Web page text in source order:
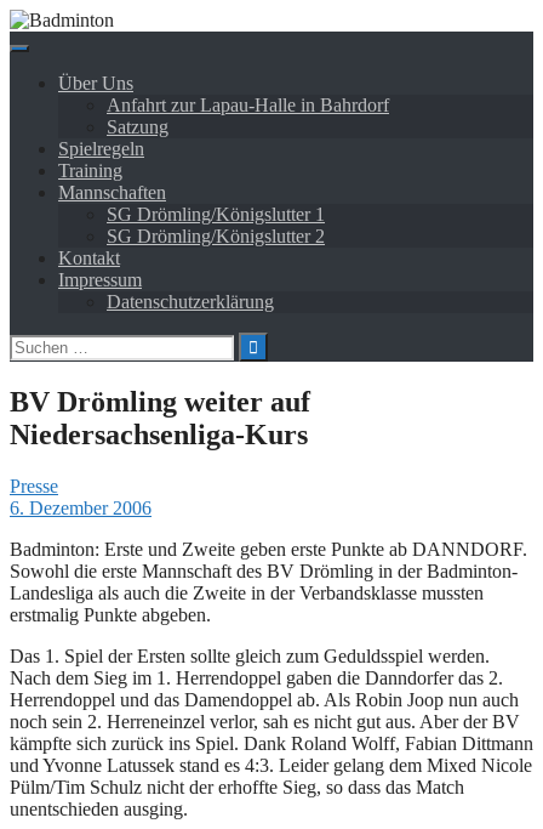
Springe
zum
Über Uns
Anfahrt zur Lapau-Halle in Bahrdorf
Satzung
Spielregeln
Training
Mannschaften
SG Drömling/Königslutter 1
SG Drömling/Königslutter 2
Kontakt
Impressum
Datenschutzerklärung
Suchen
nach:
BV Drömling weiter auf
Niedersachsenliga-Kurs
Presse
6. Dezember 2006
Badminton: Erste und Zweite geben erste Punkte ab DANNDORF.
Sowohl die erste Mannschaft des BV Drömling in der Badminton-
Landesliga als auch die Zweite in der Verbandsklasse mussten
erstmalig Punkte abgeben.
Das 1. Spiel der Ersten sollte gleich zum Geduldsspiel werden.
Nach dem Sieg im 1. Herrendoppel gaben die Danndorfer das 2.
Herrendoppel und das Damendoppel ab. Als Robin Joop nun auch
noch sein 2. Herreneinzel verlor, sah es nicht gut aus. Aber der BV
kämpfte sich zurück ins Spiel. Dank Roland Wolff, Fabian Dittmann
und Yvonne Latussek stand es 4:3. Leider gelang dem Mixed Nicole
Pülm/Tim Schulz nicht der erhoffte Sieg, so dass das Match
unentschieden ausging.